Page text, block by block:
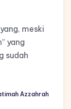
meski
yang
sudah
Azzahrah